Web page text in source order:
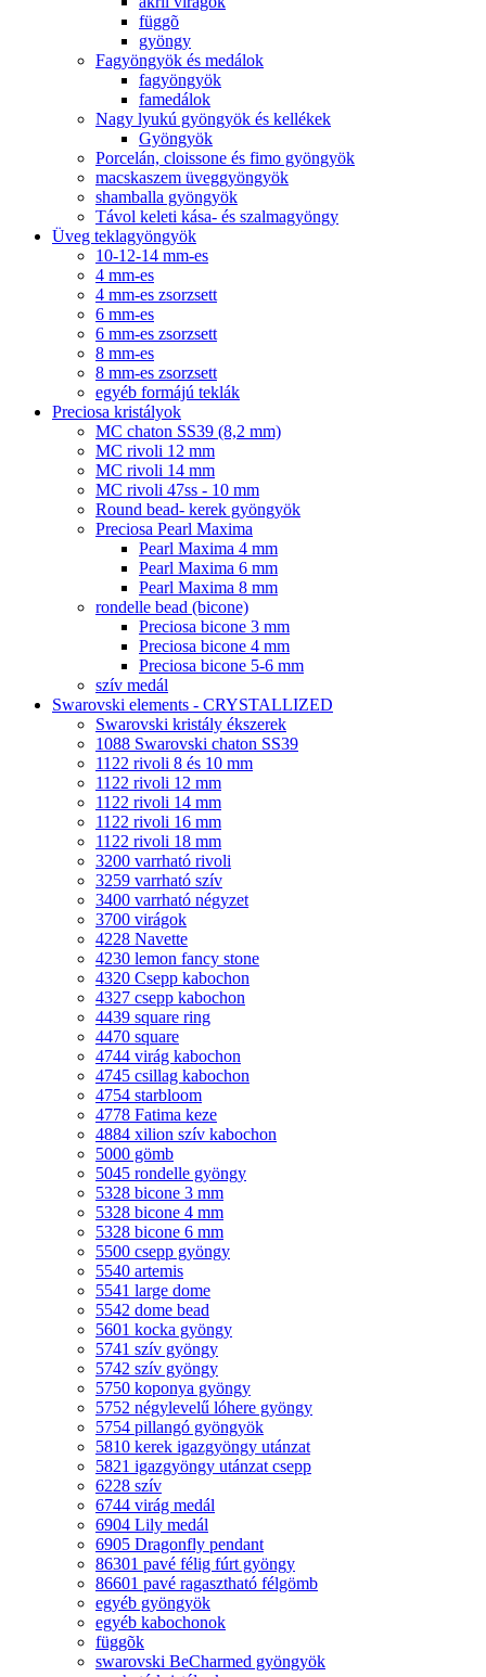
függõ
gyöngy
Fagyöngyök és medálok
fagyöngyök
famedálok
Nagy lyukú gyöngyök és kellékek
Gyöngyök
Porcelán, cloissone és fimo gyöngyök
macskaszem üveggyöngyök
shamballa gyöngyök
Távol keleti kása- és szalmagyöngy
Üveg teklagyöngyök
10-12-14 mm-es
4 mm-es
4 mm-es zsorzsett
6 mm-es
6 mm-es zsorzsett
8 mm-es
8 mm-es zsorzsett
egyéb formájú teklák
Preciosa kristályok
MC chaton SS39 (8,2 mm)
MC rivoli 12 mm
MC rivoli 14 mm
MC rivoli 47ss - 10 mm
Round bead- kerek gyöngyök
Preciosa Pearl Maxima
Pearl Maxima 4 mm
Pearl Maxima 6 mm
Pearl Maxima 8 mm
rondelle bead (bicone)
Preciosa bicone 3 mm
Preciosa bicone 4 mm
Preciosa bicone 5-6 mm
szív medál
Swarovski elements - CRYSTALLIZED
Swarovski kristály ékszerek
1088 Swarovski chaton SS39
1122 rivoli 8 és 10 mm
1122 rivoli 12 mm
1122 rivoli 14 mm
1122 rivoli 16 mm
1122 rivoli 18 mm
3200 varrható rivoli
3259 varrható szív
3400 varrható négyzet
3700 virágok
4228 Navette
4230 lemon fancy stone
4320 Csepp kabochon
4327 csepp kabochon
4439 square ring
4470 square
4744 virág kabochon
4745 csillag kabochon
4754 starbloom
4778 Fatima keze
4884 xilion szív kabochon
5000 gömb
5045 rondelle gyöngy
5328 bicone 3 mm
5328 bicone 4 mm
5328 bicone 6 mm
5500 csepp gyöngy
5540 artemis
5541 large dome
5542 dome bead
5601 kocka gyöngy
5741 szív gyöngy
5742 szív gyöngy
5750 koponya gyöngy
5752 négylevelű lóhere gyöngy
5754 pillangó gyöngyök
5810 kerek igazgyöngy utánzat
5821 igazgyöngy utánzat csepp
6228 szív
6744 virág medál
6904 Lily medál
6905 Dragonfly pendant
86301 pavé félig fúrt gyöngy
86601 pavé ragasztható félgömb
egyéb gyöngyök
egyéb kabochonok
függõk
swarovski BeCharmed gyöngyök